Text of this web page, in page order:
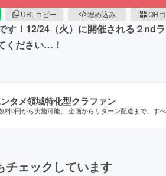
URLコピー 埋め込み QR
す！12/24（火）に開催される２
ください…！
タメ領域特化型クラファン
料0円から実施可能。 企画からリターン配送まで、す
チェックしています